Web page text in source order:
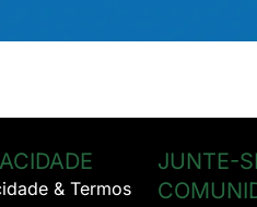
& Termos
JUNTE-